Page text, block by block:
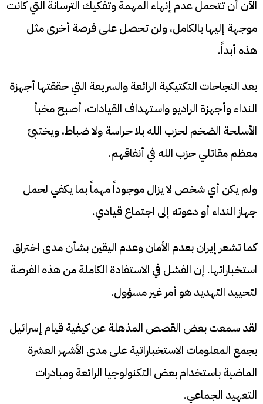
الآن أن تتحمل عدم إنهاء المهمة وتفكيك الترسانة التي كانت
موجهة إليها بالكامل، ولن تحصل على فرصة أخرى مثل
هذه أبداً.
بعد النجاحات التكتيكية الرائعة والسريعة التي حققتها أجهزة
النداء وأجهزة الراديو واستهداف القيادات، أصبح مخبأ
الأسلحة الضخم لحزب الله بلا حراسة ولا ضباط، ويختبئ
معظم مقاتلي حزب الله في أنفاقهم.
ولم يكن أي شخص لا يزال موجوداً مهماً بما يكفي لحمل
جهاز النداء أو دعوته إلى اجتماع قيادي.
كما تشعر إيران بعدم الأمان وعدم اليقين بشأن مدى اختراق
استخباراتها. إن الفشل في الاستفادة الكاملة من هذه الفرصة
لتحييد التهديد هو أمر غير مسؤول.
لقد سمعت بعض القصص المذهلة عن كيفية قيام إسرائيل
بجمع المعلومات الاستخباراتية على مدى الأشهر العشرة
الماضية باستخدام بعض التكنولوجيا الرائعة ومبادرات
التعهيد الجماعي.